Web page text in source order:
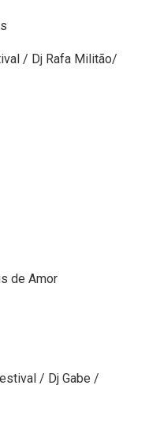
/ Dj Rafa Militão/
de Amor
/ Dj Gabe /